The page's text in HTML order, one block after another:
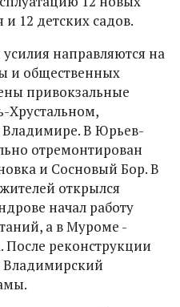
12 детских садов.
направляются на
и общественных
привокзальные
Хрустальном,
Владимире. В Юрьев-
отремонтирован
и Сосновый Бор. В
открылся
начал работу
а в Муроме -
После реконструкции
Владимирский